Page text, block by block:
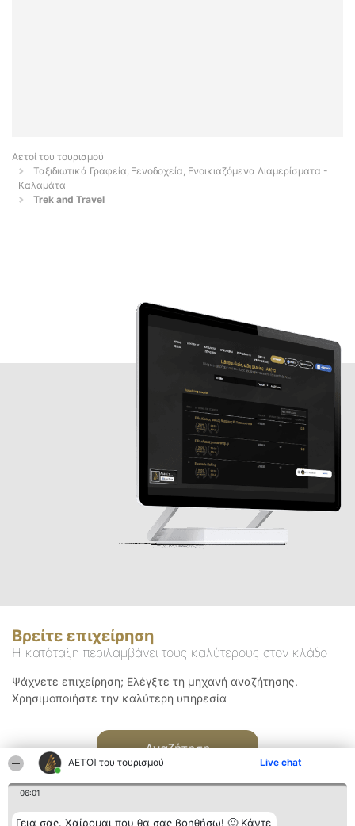
ΑΕΤΟΊ του τουρισμού Live chat
06:01
Γεια σας. Χαίρομαι που θα σας βοηθήσω! 🙂 Κάντε
Αετοί του τουρισμού
Ταξιδιωτικά Γραφεία, Ξενοδοχεία, Ενοικιαζόμενα Διαμερίσματα -
Καλαμάτα
Trek and Travel
Βρείτε επιχείρηση
Η κατάταξη περιλαμβάνει τους καλύτερους στον κλάδο
Ψάχνετε επιχείρηση; Ελέγξτε τη μηχανή αναζήτησης.
Χρησιμοποιήστε την καλύτερη υπηρεσία
Αναζήτηση